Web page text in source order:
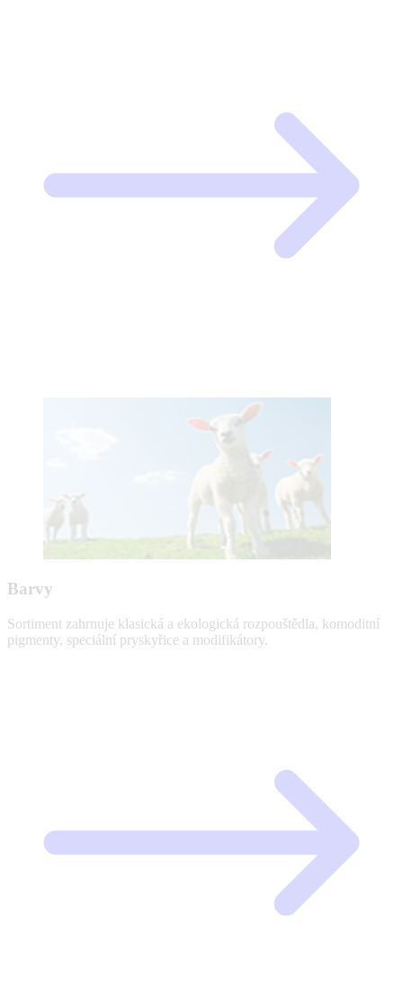
Barvy
Sortiment zahrnuje klasická a ekologická rozpouštědla, komoditní
pigmenty, speciální pryskyřice a modifikátory.